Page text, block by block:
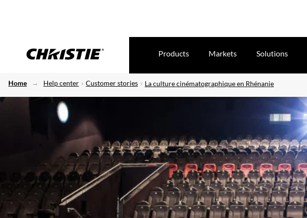
Products Markets Solutions
Home Help center Customer stories La culture cinématographique en Rhénanie